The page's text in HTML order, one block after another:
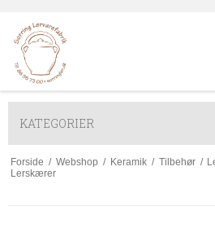
KATEGORIER
Forside / Webshop / Keramik / Tilbehør /
Lerskærer